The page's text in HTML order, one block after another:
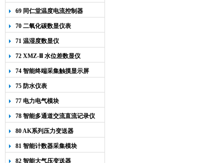
69 同仁堂温度电流控制器
70 二氧化碳数显仪表
71 温湿度数显仪
72 XMZ-Ⅲ 水位差数显仪
74 智能终端采集触摸显示屏
75 防水仪表
77 电力电气模块
78 智能多通道交流直流记录仪
80 AK系列压力变送器
81 智能计数器采集模块
82 智能大气压变送器